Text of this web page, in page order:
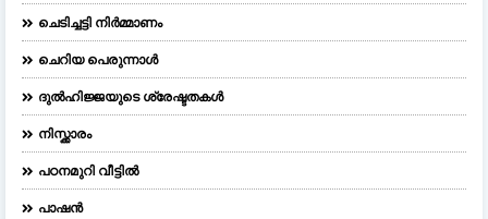
ചെടിച്ചട്ടി നിർമ്മാണം
ചെറിയ പെരുന്നാള്‍
ദുല്‍ഹിജ്ജയുടെ ശ്രേഷ്ടതകള്‍
നിസ്ക്കാരം
പഠനമുറി വീട്ടിൽ
പാഷൻ